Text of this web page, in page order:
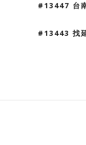
#13447 台
#13443 找